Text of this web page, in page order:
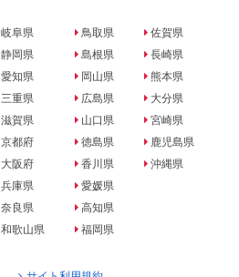
岐阜県
静岡県
愛知県
三重県
滋賀県
京都府
大阪府
兵庫県
奈良県
和歌山県
鳥取県
島根県
岡山県
広島県
山口県
徳島県
香川県
愛媛県
高知県
福岡県
佐賀県
長崎県
熊本県
大分県
宮崎県
鹿児島県
沖縄県